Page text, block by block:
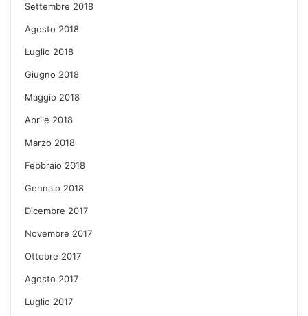
Settembre 2018
Agosto 2018
Luglio 2018
Giugno 2018
Maggio 2018
Aprile 2018
Marzo 2018
Febbraio 2018
Gennaio 2018
Dicembre 2017
Novembre 2017
Ottobre 2017
Agosto 2017
Luglio 2017